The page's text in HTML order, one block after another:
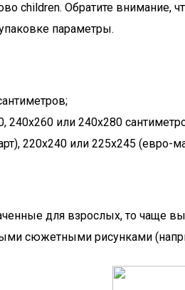
children. Обратите внимание,
параметры.
240х260 или 240х280
220х240 или 225х245 (евро-
для взрослых, то чаще
сюжетными рисунками